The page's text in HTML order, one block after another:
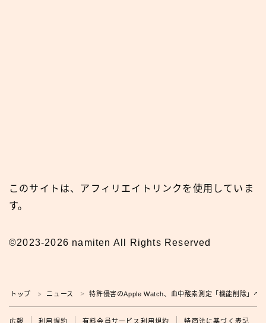
広報
このサイトは、アフィリエイトリンクを使用していま
す。
©2023-2026 namiten All Rights Reserved
トップ ＞ ニュース ＞ 特許侵害のApple Watch、血中酸素測定「機能削除」
広報 利用規約 有料会員サービス利用規約 特商法に基づく表記